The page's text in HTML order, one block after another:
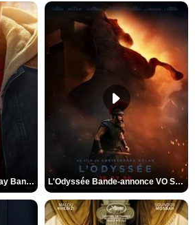
Spider-Man: Brand New Day Bande-annonce VO STFR L'Odyssée Bande-annonce VO STFR